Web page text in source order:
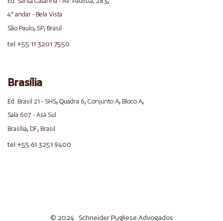
4º andar - Bela Vista
São Paulo, SP, Brasil
tel +55 11 3201 7550
Brasília
Ed. Brasil 21 - SHS, Quadra 6, Conjunto A, Bloco A,
Sala 607 - Asa Sul
Brasília, DF, Brasil
tel +55 61 3251 9400
© 2024 . SchneiderPugliese Advogados